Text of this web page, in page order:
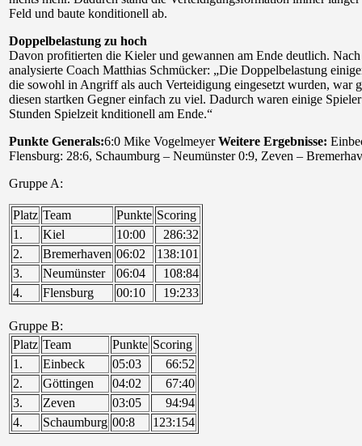
Feld und baute konditionell ab.
Doppelbelastung zu hoch
Davon profitierten die Kieler und gewannen am Ende deutlich.
analysierte Coach Matthias Schmücker: „Die Doppelbelastung
die sowohl in Angriff als auch Verteidigung eingesetzt wurden, war
diesen startken Gegner einfach zu viel. Dadurch waren einige
Stunden Spielzeit knditionell am Ende.“
Punkte Generals:6:0 Mike VogelmeyerWeitere Ergebnisse:
Flensburg: 28:6, Schaumburg – Neumünster 0:9, Zeven –
Gruppe A:
Platz Team Punkte Scoring
1.
Kiel 10:00
286:32
2.
Bremerhaven 06:02
138:101
3.
Neumünster 06:04
108:84
4.
Flensburg 00:10 19:233
Gruppe B:
Platz Team Punkte Scoring
1.
Einbeck 05:03
66:52
2.
Göttingen 04:02
67:40
3.
Zeven 03:05
94:94
4.
Schaumburg 00:8 123:154